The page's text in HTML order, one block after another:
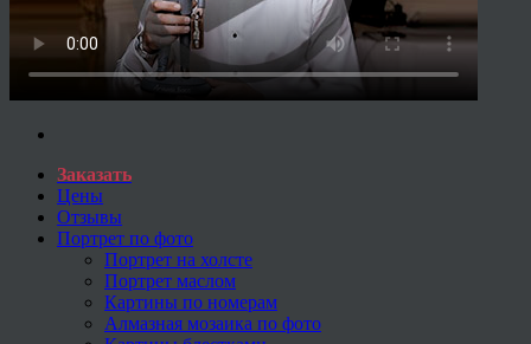
Заказать
Цены
Отзывы
Портрет по фото
Портрет на холсте
Портрет маслом
Картины по номерам
Алмазная мозаика по фото